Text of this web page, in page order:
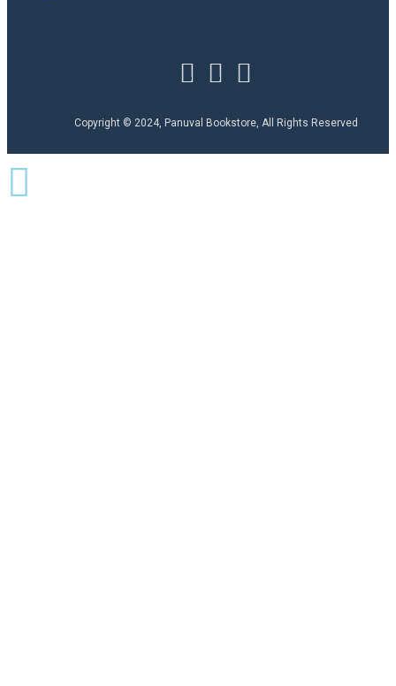
Copyright © 2024, Panuval Bookstore, All Rights Reserved